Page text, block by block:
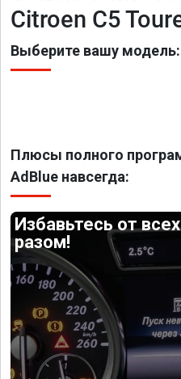
Citroen C5
Выберите вашу модель:
Плюсы полного
AdBlue навсегда:
Избавьтесь от
разом!